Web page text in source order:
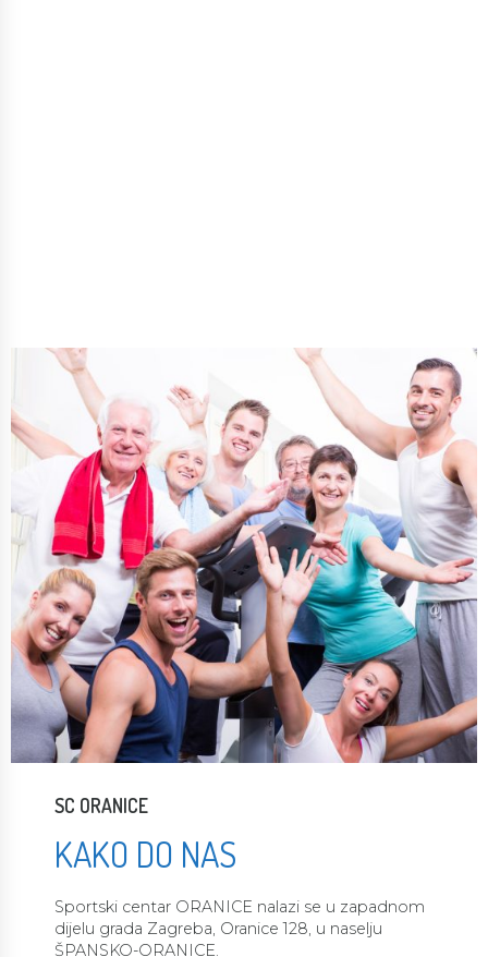
SC ORANICE
KAKO DO NAS
Sportski centar ORANICE nalazi se u zapadnom
dijelu grada Zagreba, Oranice 128, u naselju
ŠPANSKO-ORANICE.